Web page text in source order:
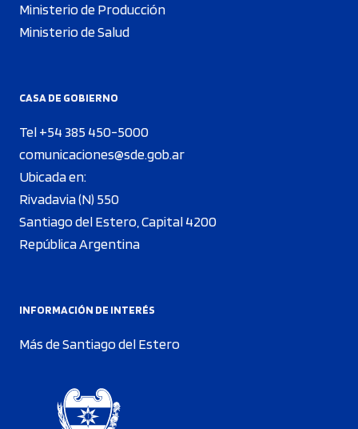
Ministerio de Producción
Ministerio de Salud
CASA DE GOBIERNO
Tel +54 385 450-5000
comunicaciones@sde.gob.ar
Ubicada en:
Rivadavia (N) 550
Santiago del Estero, Capital 4200
República Argentina
INFORMACIÓN DE INTERÉS
Más de Santiago del Estero